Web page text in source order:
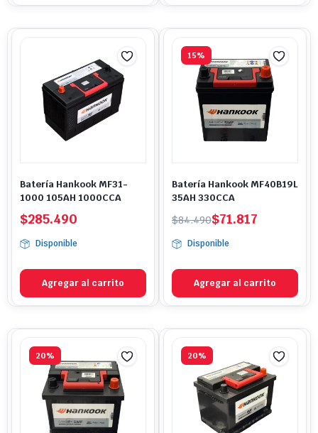
Batería Hankook MF31-
1000 105AH 1000CCA
$285.490
Disponible
Agregar al carrito
15%
Batería Hankook MF40B19L
35AH 330CCA
$84.490
El
original
$84.490.
$71.817
El
actual
$71.817.
Disponible
Agregar al carrito
20% 20%